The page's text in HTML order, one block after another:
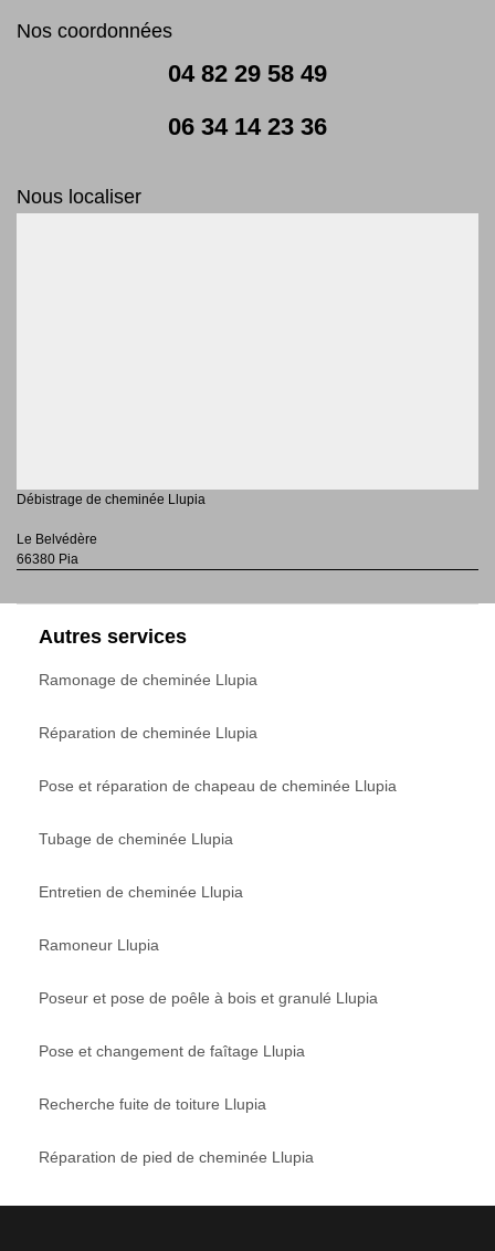
Nos coordonnées
04 82 29 58 49
06 34 14 23 36
Nous localiser
Débistrage de cheminée Llupia
Le Belvédère
66380 Pia
Autres services
Ramonage de cheminée Llupia
Réparation de cheminée Llupia
Pose et réparation de chapeau de cheminée Llupia
Tubage de cheminée Llupia
Entretien de cheminée Llupia
Ramoneur Llupia
Poseur et pose de poêle à bois et granulé Llupia
Pose et changement de faîtage Llupia
Recherche fuite de toiture Llupia
Réparation de pied de cheminée Llupia